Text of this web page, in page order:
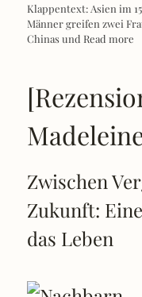
Klappentext: Asien im
Männer greifen zwei
Chinas und Read more
Zwischen
Zukunft:
das Leben